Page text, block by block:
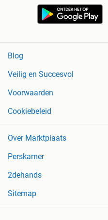
Blog
Veilig en Succesvol
Voorwaarden
Cookiebeleid
Over Marktplaats
Perskamer
2dehands
Sitemap